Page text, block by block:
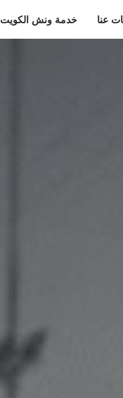
عنا خدمة ونش الكويت